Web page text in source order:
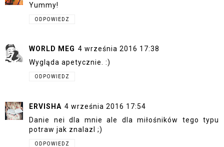
Yummy!
ODPOWIEDZ
WORLD MEG 4 września 2016 17:38
Wygląda apetycznie. :)
ODPOWIEDZ
ERVISHA 4 września 2016 17:54
Danie nei dla mnie ale dla miłośników tego typu
potraw jak znalazl ;)
ODPOWIEDZ